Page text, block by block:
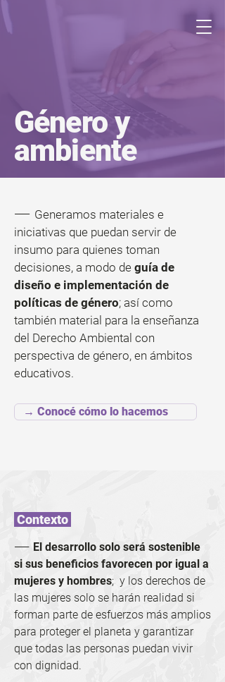
Género y
ambiente
——Generamos materiales e
iniciativas que puedan servir de
insumo para quienes toman
decisiones, a modo de guía de
diseño e implementación de
políticas de género; así como
también material para la enseñanza
del Derecho Ambiental con
perspectiva de género, en ámbitos
educativos.
→ Conocé cómo lo hacemos
Contexto
—— El desarrollo solo será sostenible
si sus beneficios favorecen por igual a
mujeres y hombres; y los derechos de
las mujeres solo se harán realidad si
forman parte de esfuerzos más amplios
para proteger el planeta y garantizar
que todas las personas puedan vivir
con dignidad.